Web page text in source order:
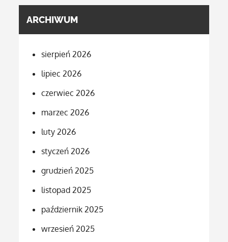
ARCHIWUM
sierpień 2026
lipiec 2026
czerwiec 2026
marzec 2026
luty 2026
styczeń 2026
grudzień 2025
listopad 2025
październik 2025
wrzesień 2025